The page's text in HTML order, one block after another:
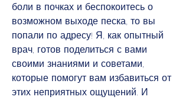
боли в почках и беспокоитесь о
возможном выходе песка, то вы
попали по адресу! Я, как опытный
врач, готов поделиться с вами
своими знаниями и советами,
которые помогут вам избавиться от
этих неприятных ощущений. И